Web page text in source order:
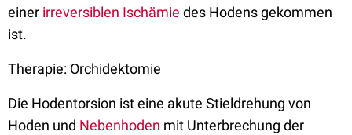
einer irreversiblen Ischämie des Hodens gekommen
ist.
Therapie: Orchidektomie
Die Hodentorsion ist eine akute Stieldrehung von
Hoden und Nebenhoden mit Unterbrechung der